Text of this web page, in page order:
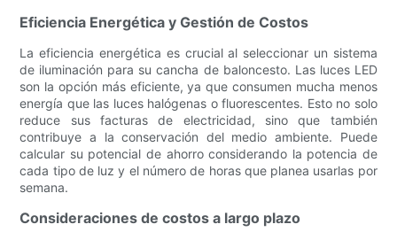
Eficiencia Energética y Gestión de Costos
La eficiencia energética es crucial al seleccionar un sistema
de iluminación para su cancha de baloncesto. Las luces LED
son la opción más eficiente, ya que consumen mucha menos
energía que las luces halógenas o fluorescentes. Esto no solo
reduce sus facturas de electricidad, sino que también
contribuye a la conservación del medio ambiente. Puede
calcular su potencial de ahorro considerando la potencia de
cada tipo de luz y el número de horas que planea usarlas por
semana.
Consideraciones de costos a largo plazo